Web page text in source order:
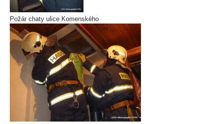
Požár chaty ulice Komenského